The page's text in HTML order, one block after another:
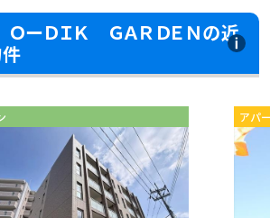
ＯーＤＩＫ ＧＡＲＤＥＮの近
アパ